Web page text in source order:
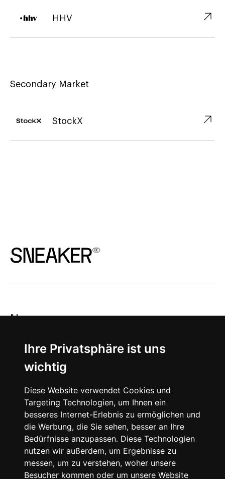
Ihre Privatsphäre ist uns
wichtig
Diese Website verwendet Cookies und
Targeting Technologien, um Ihnen ein
besseres Internet-Erlebnis zu ermöglichen und
die Werbung, die Sie sehen, besser an Ihre
Bedürfnisse anzupassen. Diese Technologien
nutzen wir außerdem, um Ergebnisse zu
messen, um zu verstehen, woher unsere
Besucher kommen oder um unsere Website
HHV ↗︎
Secondary Market
StockX ↗︎
News
About
Instagram
Facebook
© 2024 SNEAKERᴰᴱ, All rights reserved.